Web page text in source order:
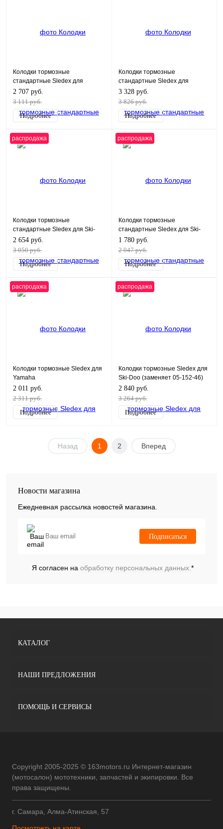
Колодки тормозные
стандартные Sledex для
Yamaha
2 707 руб.
3 111 руб.
Подробнее
Колодки тормозные
стандартные Sledex для
Yamaha
3 328 руб.
3 826 руб.
Подробнее
распродажа
Колодки тормозные
стандартные Sledex для Ski-
Doo
2 654 руб.
3 050 руб.
Подробнее
распродажа
Колодки тормозные
стандартные Sledex для Ski-
Doo
1 780 руб.
2 047 руб.
Подробнее
распродажа
Колодки тормозные Sledex для
Yamaha
2 011 руб.
2 311 руб.
Подробнее
распродажа
Колодки тормозные Sledex для
Ski-Doo (заменяет 05-152-46)
2 840 руб.
3 264 руб.
Подробнее
Назад 1 2 Вперед
Новости магазина
Ежедневная рассылка новостей магазина.
Подписаться
Я согласен на обработку персональных данных.*
КАТАЛОГ
НАШИ ПРЕДЛОЖЕНИЯ
ПОМОЩЬ И СЕРВИСЫ
Copyright 2005-2025 © 163motors.ru Интернет-магазин
(мотосалон) мототехники, запчастей и экипировки. Все
права защищены.
г. Самара, Алма-Атинская, 57